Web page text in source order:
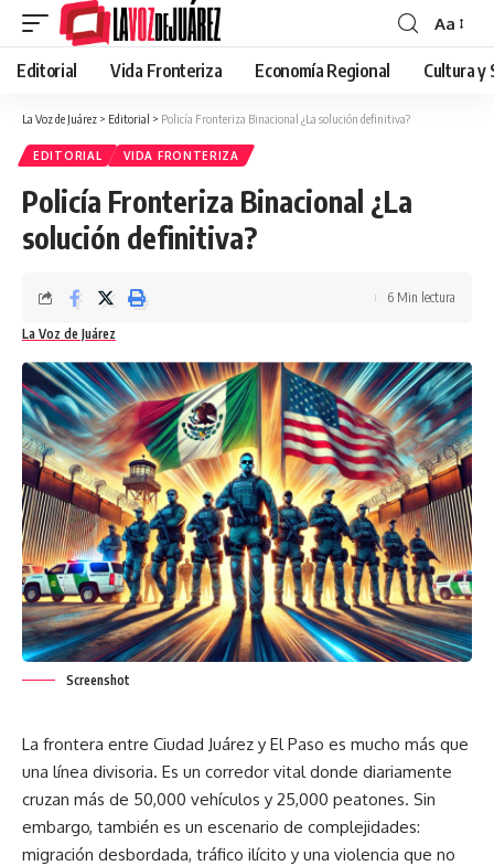
Aa
Editorial Vida Fronteriza Economía Regional Cultura y
La Voz de Juárez > Editorial > Policía Fronteriza Binacional ¿La solución definitiva?
EDITORIAL VIDA FRONTERIZA
Policía Fronteriza Binacional ¿La
solución definitiva?
La Voz de Juárez
6 Min lectura
Screenshot
La frontera entre Ciudad Juárez y El Paso es mucho más que
una línea divisoria. Es un corredor vital donde diariamente
cruzan más de 50,000 vehículos y 25,000 peatones. Sin
embargo, también es un escenario de complejidades:
migración desbordada, tráfico ilícito y una violencia que no